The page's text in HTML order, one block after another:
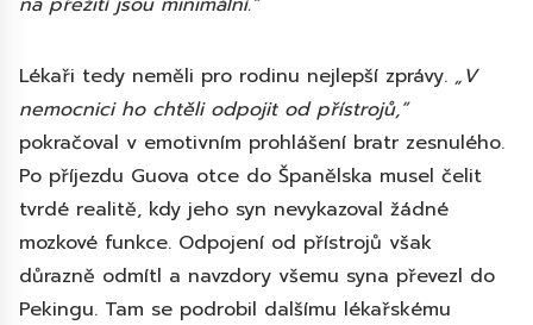
Lékaři tedy neměli pro rodinu nejlepší zprávy. „V
nemocnici ho chtěli odpojit od přístrojů,“
pokračoval v emotivním prohlášení bratr zesnulého.
Po příjezdu Guova otce do Španělska musel čelit
tvrdé realitě, kdy jeho syn nevykazoval žádné
mozkové funkce. Odpojení od přístrojů však
důrazně odmítl a navzdory všemu syna převezl do
Pekingu. Tam se podrobil dalšímu lékařskému